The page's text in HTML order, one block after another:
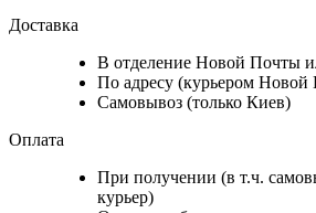
Доставка
В отделение Новой Почты
По адресу (курьером
Самовывоз (только Киев)
Оплата
При получении (в т.ч.
курьер)